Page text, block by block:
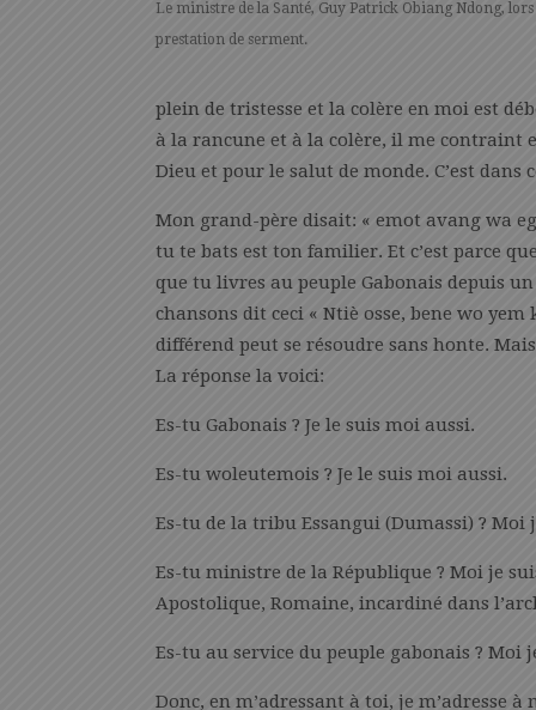
Le ministre de la Santé, Guy Patrick Obiang Ndong,
prestation de serment.
plein de tristesse et la colère en moi est
à la rancune et à la colère, il me contraint
Dieu et pour le salut de monde. C’est dans
Mon grand-père disait: « emot avang wa
tu te bats est ton familier. Et c’est parce
que tu livres au peuple Gabonais depuis
chansons dit ceci « Ntiè osse, bene wo
différend peut se résoudre sans honte.
La réponse la voici:
Es-tu Gabonais ? Je le suis moi aussi.
Es-tu woleutemois ? Je le suis moi aussi.
Es-tu de la tribu Essangui (Dumassi) ? Moi
Es-tu ministre de la République ? Moi je
Apostolique, Romaine, incardiné dans
Es-tu au service du peuple gabonais ? Moi
Donc, en m’adressant à toi, je m’adresse